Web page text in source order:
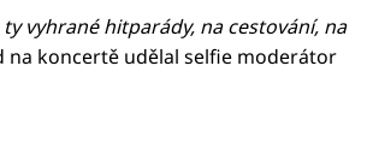
vyhrané hitparády, na cestování, na
na koncertě udělal selfie moderátor